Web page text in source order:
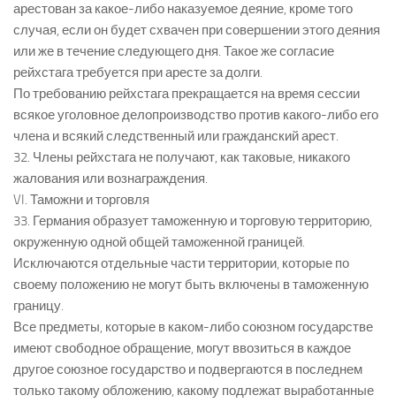
арестован за какое-либо наказуемое деяние, кроме того
случая, если он будет схвачен при совершении этого деяния
или же в течение следующего дня. Такое же согласие
рейхстага требуется при аресте за долги.
По требованию рейхстага прекращается на время сессии
всякое уголовное делопроизводство против какого-либо его
члена и всякий следственный или гражданский арест.
32. Члены рейхстага не получают, как таковые, никакого
жалования или вознаграждения.
VI. Таможни и торговля
33. Германия образует таможенную и торговую территорию,
окруженную одной общей таможенной границей.
Исключаются отдельные части территории, которые по
своему положению не могут быть включены в таможенную
границу.
Все предметы, которые в каком-либо союзном государстве
имеют свободное обращение, могут ввозиться в каждое
другое союзное государство и подвергаются в последнем
только такому обложению, какому подлежат выработанные